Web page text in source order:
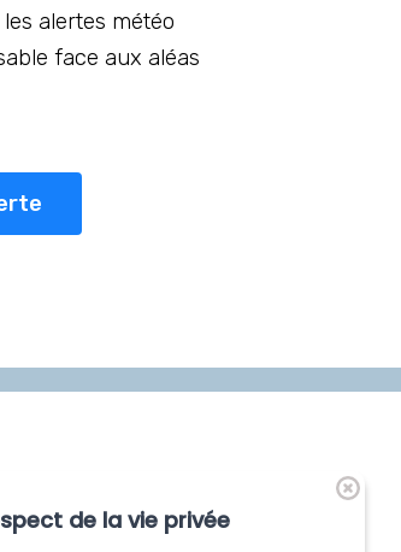
alertes météo
face aux aléas
distributeurs
de la vie privée